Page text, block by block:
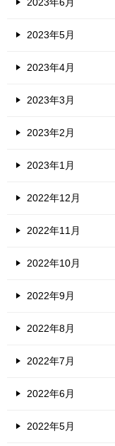
2023年5月
2023年4月
2023年3月
2023年2月
2023年1月
2022年12月
2022年11月
2022年10月
2022年9月
2022年8月
2022年7月
2022年6月
2022年5月